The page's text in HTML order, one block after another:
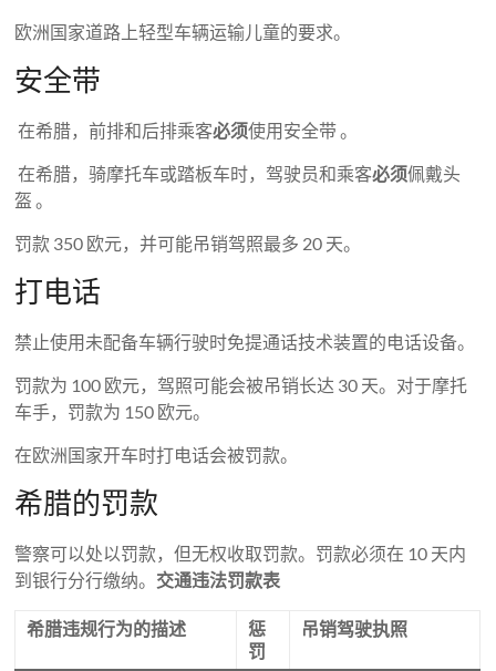
欧洲国家道路上轻型车辆运输儿童的要求。
安全带
在希腊，前排和后排乘客必须使用安全带 。
在希腊，骑摩托车或踏板车时，驾驶员和乘客必须佩戴头
盔 。
罚款 350 欧元，并可能吊销驾照最多 20 天。
打电话
禁止使用未配备车辆行驶时免提通话技术装置的电话设备。
罚款为 100 欧元，驾照可能会被吊销长达 30 天。对于摩托
车手，罚款为 150 欧元。
在欧洲国家开车时打电话会被罚款。
希腊的罚款
警察可以处以罚款，但无权收取罚款。罚款必须在 10 天内
到银行分行缴纳。 交通违法罚款表
希腊违规行为的描述
惩
罚
吊销驾驶执照